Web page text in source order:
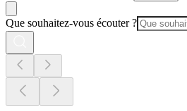
Que souhaitez-vous écouter ?